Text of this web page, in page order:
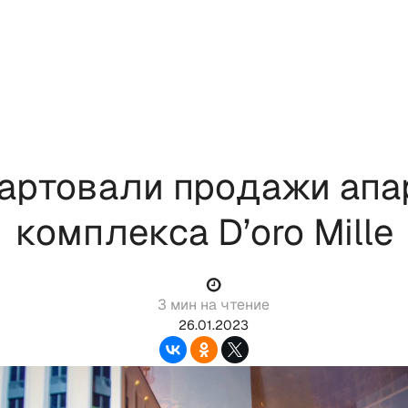
продажи
комплекса D’oro Mille
3 мин на чтение
26.01.2023